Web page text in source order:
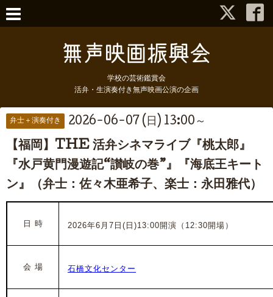
学校の芸術鑑賞会
活弁・生演奏付き無声映画公演の企画
弁士＋演奏付き 2026-06-07 (日) 13:00～
【福岡】THE 活弁シネマライブ『桃太郎』
『水戸黄門漫遊記“讃岐の巻”』『海底王キート
ン』（弁士：佐々木亜希子、楽士：永田雅代）
日 時 2026年6月7日(日)13:00開演（12:30開場）
会 場 石橋文化センター